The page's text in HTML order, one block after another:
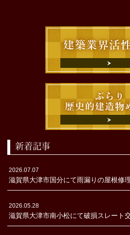
新着記事
2026.07.07
滋賀県大津市国分にて雨漏りの屋根修
2026.05.28
滋賀県大津市南小松にて破損スレート